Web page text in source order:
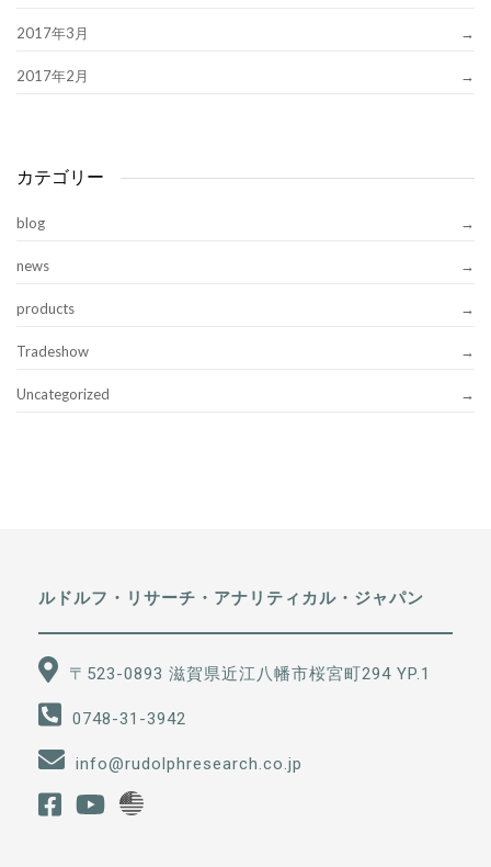
2017年3月
2017年2月
カテゴリー
blog
news
products
Tradeshow
Uncategorized
ルドルフ・リサーチ・アナリティカル・ジャパン
〒523-0893 滋賀県近江八幡市桜宮町294 YP.1
0748-31-3942
info@rudolphresearch.co.jp